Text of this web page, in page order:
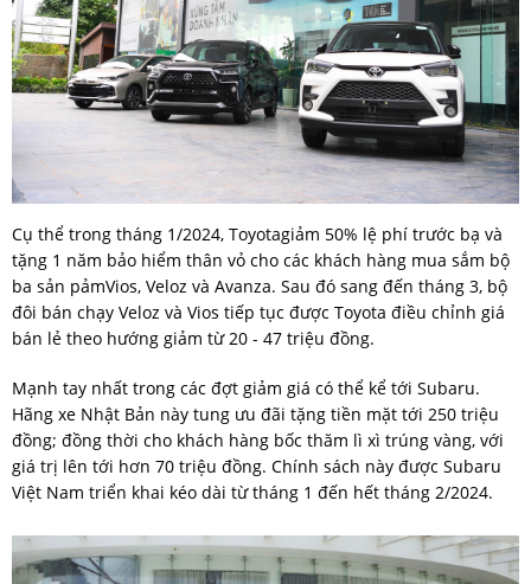
Cụ thể trong tháng 1/2024, Toyotagiảm 50% lệ phí trước bạ và
tặng 1 năm bảo hiểm thân vỏ cho các khách hàng mua sắm bộ
ba sản pảmVios, Veloz và Avanza. Sau đó sang đến tháng 3, bộ
đôi bán chạy Veloz và Vios tiếp tục được Toyota điều chỉnh giá
bán lẻ theo hướng giảm từ 20 - 47 triệu đồng.
Mạnh tay nhất trong các đợt giảm giá có thể kể tới Subaru.
Hãng xe Nhật Bản này tung ưu đãi tặng tiền mặt tới 250 triệu
đồng; đồng thời cho khách hàng bốc thăm lì xì trúng vàng, với
giá trị lên tới hơn 70 triệu đồng. Chính sách này được Subaru
Việt Nam triển khai kéo dài từ tháng 1 đến hết tháng 2/2024.